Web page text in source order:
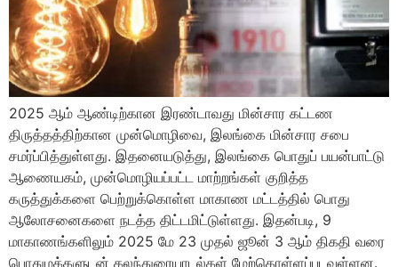
2025 ஆம் ஆண்டிற்கான இரண்டாவது மின்சார கட்டண
திருத்தத்திற்கான முன்மொழிவை, இலங்கை மின்சார சபை
சமர்ப்பித்துள்ளது. இதனையடுத்து, இலங்கை பொதுப் பயன்பாட்டு
ஆணையகம், முன்மொழியப்பட்ட மாற்றங்கள் குறித்த
கருத்துக்களை பெற்றுக்கொள்ள மாகாண மட்டத்தில் பொது
ஆலோசனைகளை நடத்த திட்டமிட்டுள்ளது. இதன்படி, 9
மாகாணங்களிலும் 2025 மே 23 முதல் ஜூன் 3 ஆம் திகதி வரை
பொதுமக்களுடன் கலந்துரையாடல்கள் மேற்கொள்ளப்படவுள்ளன.